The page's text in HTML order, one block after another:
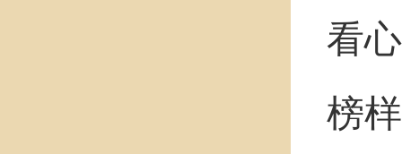
看
榜